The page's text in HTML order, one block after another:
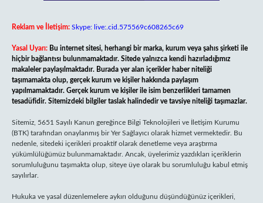
Reklam ve İletişim: Skype: live:.cid.575569c608265c69
Yasal Uyarı: Bu internet sitesi, herhangi bir marka, kurum veya şahıs şirketi ile
hiçbir bağlantısı bulunmamaktadır. Sitede yalnızca kendi hazırladığımız
makaleler paylaşılmaktadır. Burada yer alan içerikler haber niteliği
taşımamakta olup, gerçek kurum ve kişiler hakkında paylaşım
yapılmamaktadır. Gerçek kurum ve kişiler ile isim benzerlikleri tamamen
tesadüfidir. Sitemizdeki bilgiler taslak halindedir ve tavsiye niteliği taşımazlar.
Sitemiz, 5651 Sayılı Kanun gereğince Bilgi Teknolojileri ve İletişim Kurumu
(BTK) tarafından onaylanmış bir Yer Sağlayıcı olarak hizmet vermektedir. Bu
nedenle, sitedeki içerikleri proaktif olarak denetleme veya araştırma
yükümlülüğümüz bulunmamaktadır. Ancak, üyelerimiz yazdıkları içeriklerin
sorumluluğunu taşımakta olup, siteye üye olarak bu sorumluluğu kabul etmiş
sayılırlar.
Hukuka ve yasal düzenlemelere aykırı olduğunu düşündüğünüz içerikleri,